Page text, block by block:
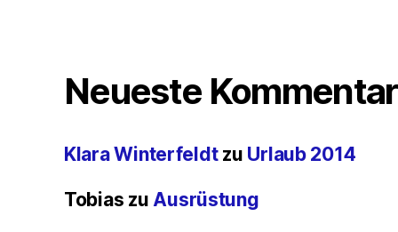
Neueste
Klara Winterfeldtzu Urlaub 2014
Tobias zu Ausrüstung